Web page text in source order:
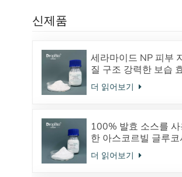
신제품
세라마이드 NP 피부
질 구조 강력한 보습
과
더 읽어보기
100% 발효 소스를 사
한 아스코르빌 글루코
이드 안정적인 VC 유도
체
더 읽어보기